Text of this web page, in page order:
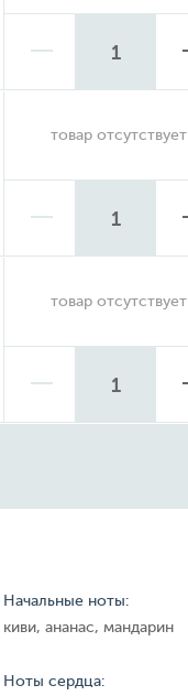
товар отсутствует
товар отсутствует
Начальные ноты:
киви, ананас, мандарин
Ноты сердца: